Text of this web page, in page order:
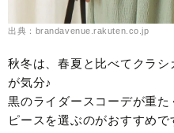
出典：brandavenue.rakuten.co.jp
秋冬は、春夏と比べてクラ
が気分♪
黒のライダースコーデが重
ピースを選ぶのがおすすめで